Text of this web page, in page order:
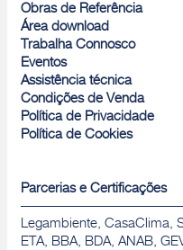
Obras de Referência
Área download
Trabalha Connosco
Eventos
Assistência técnica
Condições de Venda
Política de Privacidade
Política de Cookies
Parcerias e Certificações
Legambiente, CasaClima,
ETA, BBA, BDA, ANAB,